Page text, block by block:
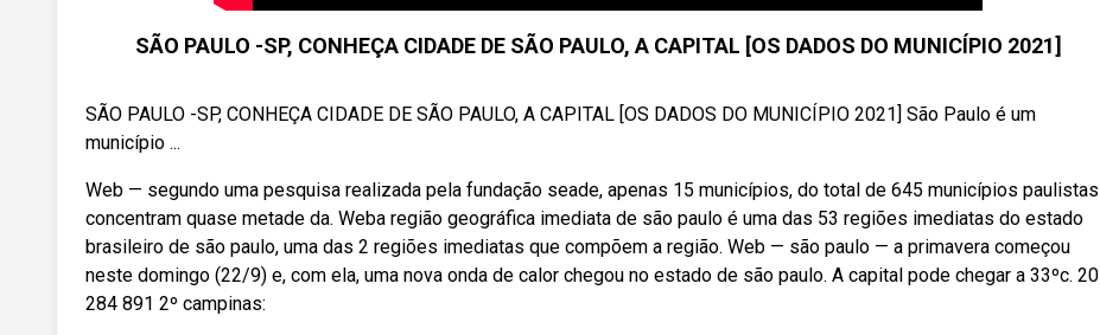
SÃO PAULO -SP, CONHEÇA CIDADE DE SÃO PAULO, A CAPITAL [OS DADOS DO MUNICÍPIO 2021]
SÃO PAULO -SP, CONHEÇA CIDADE DE SÃO PAULO, A CAPITAL [OS DADOS DO MUNICÍPIO 2021] São Paulo é um
município ...
Web — segundo uma pesquisa realizada pela fundação seade, apenas 15 municípios, do total de 645 municípios paulistas
concentram quase metade da. Weba região geográfica imediata de são paulo é uma das 53 regiões imediatas do estado
brasileiro de são paulo, uma das 2 regiões imediatas que compõem a região. Web — são paulo — a primavera começou
neste domingo (22/9) e, com ela, uma nova onda de calor chegou no estado de são paulo. A capital pode chegar a 33ºc. 20
284 891 2º campinas: